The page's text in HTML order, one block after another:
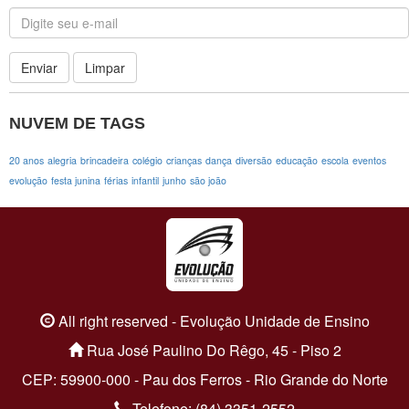
Enviar Limpar
NUVEM DE TAGS
20 anos alegria brincadeira colégio crianças dança diversão educação escola eventos
evolução festa junina férias infantil junho são joão
All right reserved - Evolução Unidade de Ensino
Rua José Paulino Do Rêgo, 45 - Piso 2
CEP: 59900-000 - Pau dos Ferros - Rio Grande do Norte